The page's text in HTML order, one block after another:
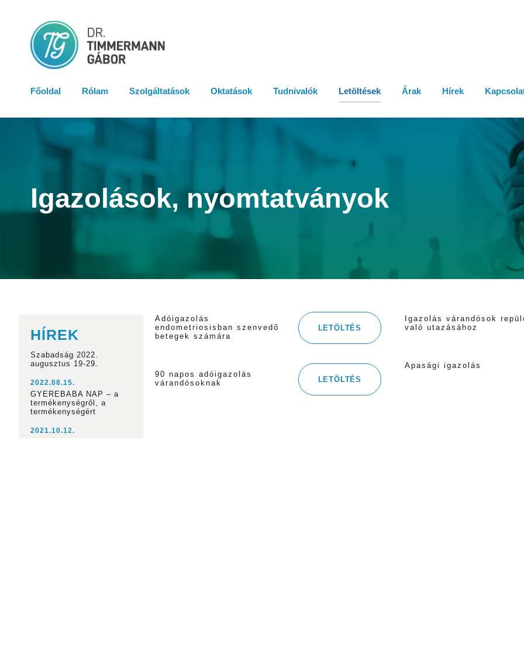
Főoldal Rólam Szolgáltatások Oktatások Tudnivalók Letöltések Árak Hírek
Igazolások, nyomtatványok
HÍREK
Szabadság 2022.
augusztus 19-29.
2022.08.15.
GYEREBABA NAP – a
termékenységről, a
termékenységért
2021.10.12.
Adóigazolás
endometriosisban szenvedő
betegek számára
LETÖLTÉS
90 napos adóigazolás
várandósoknak
LETÖLTÉS
Igazolás várandósok
való utazásához
Apasági igazolás